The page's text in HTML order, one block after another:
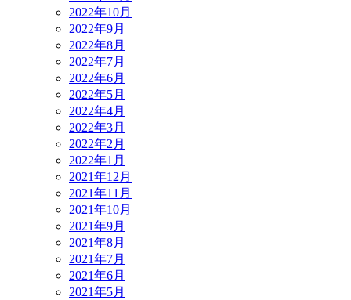
2022年10月
2022年9月
2022年8月
2022年7月
2022年6月
2022年5月
2022年4月
2022年3月
2022年2月
2022年1月
2021年12月
2021年11月
2021年10月
2021年9月
2021年8月
2021年7月
2021年6月
2021年5月